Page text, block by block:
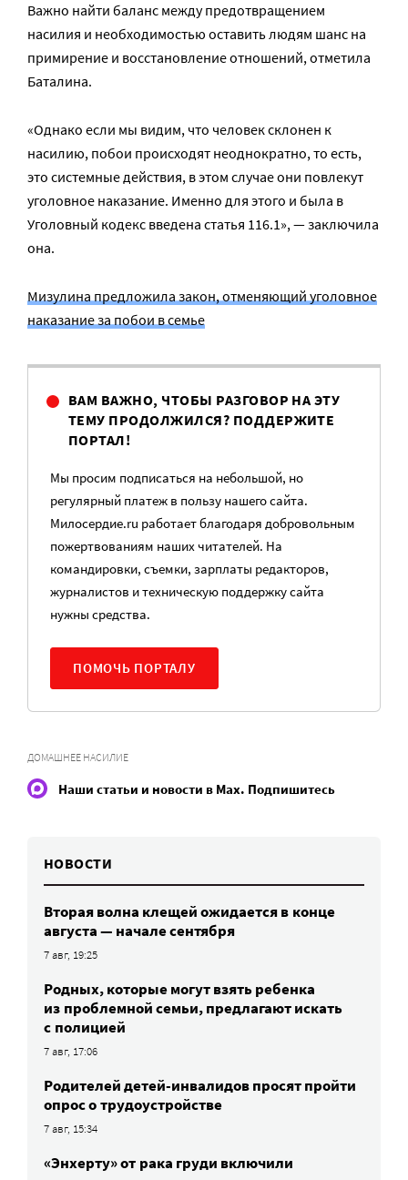
Важно найти баланс между предотвращением
насилия и необходимостью оставить людям шанс на
примирение и восстановление отношений, отметила
Баталина.
«Однако если мы видим, что человек склонен к
насилию, побои происходят неоднократно, то есть,
это системные действия, в этом случае они повлекут
уголовное наказание. Именно для этого и была в
Уголовный кодекс введена статья 116.1», — заключила
она.
Мизулина предложила закон, отменяющий уголовное
наказание за побои в семье
ВАМ ВАЖНО, ЧТОБЫ РАЗГОВОР НА ЭТУ
ТЕМУ ПРОДОЛЖИЛСЯ? ПОДДЕРЖИТЕ
ПОРТАЛ!
Мы просим подписаться на небольшой, но
регулярный платеж в пользу нашего сайта.
Милосердие.ru работает благодаря добровольным
пожертвованиям наших читателей. На
командировки, съемки, зарплаты редакторов,
журналистов и техническую поддержку сайта
нужны средства.
ПОМОЧЬ ПОРТАЛУ
ДОМАШНЕЕ НАСИЛИЕ
Наши статьи и новости в Max. Подпишитесь
НОВОСТИ
Вторая волна клещей ожидается в конце
августа — начале сентября
7 авг, 19:25
Родных, которые могут взять ребенка
из проблемной семьи, предлагают искать
с полицией
7 авг, 17:06
Родителей детей-инвалидов просят пройти
опрос о трудоустройстве
7 авг, 15:34
«Энхерту» от рака груди включили